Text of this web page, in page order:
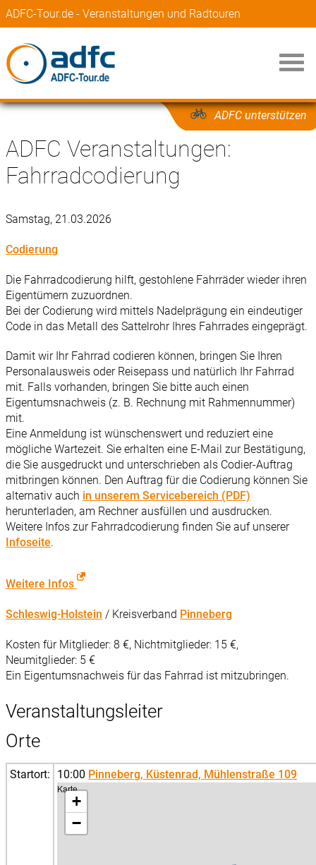
ADFC-Tour.de - Veranstaltungen und Radtouren
ADFC unterstützen
ADFC Veranstaltungen:
Fahrradcodierung
Samstag, 21.03.2026
Codierung
Die Fahrradcodierung hilft, gestohlene Fahrräder wieder ihren
Eigentümern zuzuordnen.
Bei der Codierung wird mittels Nadelprägung ein eindeutiger
Code in das Metall des Sattelrohr Ihres Fahrrades eingeprägt.
Damit wir Ihr Fahrrad codieren können, bringen Sie Ihren
Personalausweis oder Reisepass und natürlich Ihr Fahrrad
mit. Falls vorhanden, bringen Sie bitte auch einen
Eigentumsnachweis (z. B. Rechnung mit Rahmennummer)
mit.
Eine Anmeldung ist wünschenswert und reduziert eine
mögliche Wartezeit. Sie erhalten eine E-Mail zur Bestätigung,
die Sie ausgedruckt und unterschrieben als Codier-Auftrag
mitbringen können. Den Auftrag für die Codierung können Sie
alternativ auch in unserem Servicebereich (PDF)
herunterladen, am Rechner ausfüllen und ausdrucken.
Weitere Infos zur Fahrradcodierung finden Sie auf unserer
Infoseite.
Weitere Infos
Schleswig-Holstein / Kreisverband Pinneberg
Kosten für Mitglieder: 8 €, Nichtmitglieder: 15 €,
Neumitglieder: 5 €
Ein Eigentumsnachweis für das Fahrrad ist mitzubringen.
Veranstaltungsleiter
Orte
Startort: 10:00 Pinneberg, Küstenrad, Mühlenstraße 109
Karte
+
−